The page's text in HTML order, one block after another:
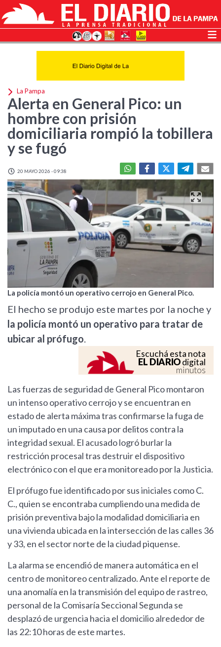
La Pampa
Alerta en General Pico: un
hombre con prisión
domiciliaria rompió la tobillera
y se fugó
20 MAYO 2026 - 09:38
La policía montó un operativo cerrojo en General Pico.
El hecho se produjo este martes por la noche y
la policía montó un operativo para tratar de
ubicar al prófugo.
Escuchá esta nota
EL DIARIOdigital
minutos
Las fuerzas de seguridad de General Pico montaron
un intenso operativo cerrojo y se encuentran en
estado de alerta máxima tras confirmarse la fuga de
un imputado en una causa por delitos contra la
integridad sexual. El acusado logró burlar la
restricción procesal tras destruir el dispositivo
electrónico con el que era monitoreado por la Justicia.
El prófugo fue identificado por sus iniciales como C.
C., quien se encontraba cumpliendo una medida de
prisión preventiva bajo la modalidad domiciliaria en
una vivienda ubicada en la intersección de las calles 36
y 33, en el sector norte de la ciudad piquense.
La alarma se encendió de manera automática en el
centro de monitoreo centralizado. Ante el reporte de
una anomalía en la transmisión del equipo de rastreo,
personal de la Comisaría Seccional Segunda se
desplazó de urgencia hacia el domicilio alrededor de
las 22:10 horas de este martes.